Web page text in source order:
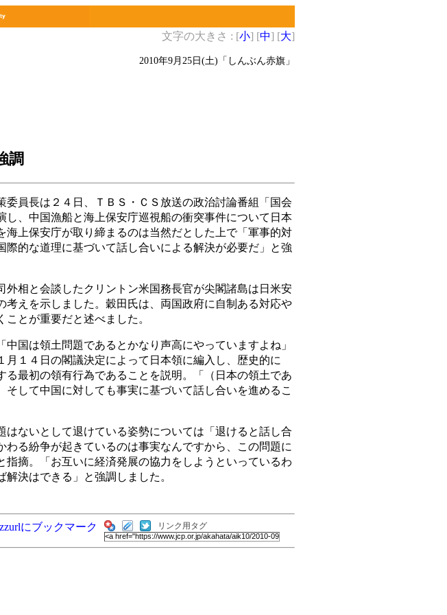
文字の大きさ : [小] [中] [大]
2010年9月25日(土) 「しんぶん赤旗」
調
員長は２４日、ＴＢＳ・ＣＳ放送の政治討論番組「国会
し、中国漁船と海上保安庁巡視船の衝突事件について日本
海上保安庁が取り締まるのは当然だとした上で「軍事的対
際的な道理に基づいて話し合いによる解決が必要だ」と強
相と会談したクリントン米国務長官が尖閣諸島は日米安
考えを示しました。穀田氏は、両国政府に自制ある対応や
とが重要だと述べました。
国は領土問題であるとかなり声高にやっていますよね」
月１４日の閣議決定によって日本領に編入し、歴史的に
る最初の領有行為であることを説明。「（日本の領土であ
そして中国に対しても事実に基づいて話し合いを進めるこ
ないとして退けている姿勢については「退けると話し合
わる紛争が起きているのは事実なんですから、この問題に
指摘。「お互いに経済発展の協力をしようといっているわ
決はできる」と強調しました。
リンク用タグ